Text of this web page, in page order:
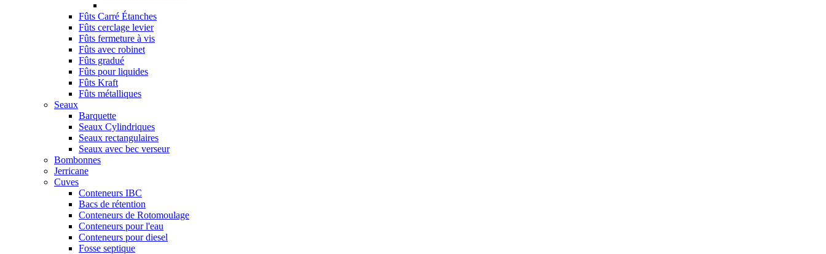
Fûts Carré Étanches
Fûts cerclage levier
Fûts fermeture à vis
Fûts avec robinet
Fûts gradué
Fûts pour liquides
Fûts Kraft
Fûts métalliques
Seaux
Barquette
Seaux Cylindriques
Seaux rectangulaires
Seaux avec bec verseur
Bombonnes
Jerricane
Cuves
Conteneurs IBC
Bacs de rétention
Conteneurs de Rotomoulage
Conteneurs pour l'eau
Conteneurs pour diesel
Fosse septique